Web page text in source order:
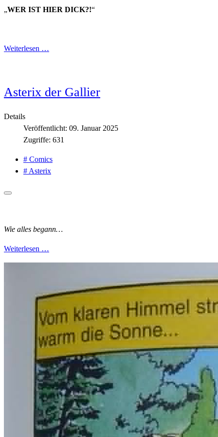
„WER IST HIER DICK?!“
Weiterlesen …
Asterix der Gallier
Details
Veröffentlicht: 09. Januar 2025
Zugriffe: 631
# Comics
# Asterix
Wie alles begann…
Weiterlesen …